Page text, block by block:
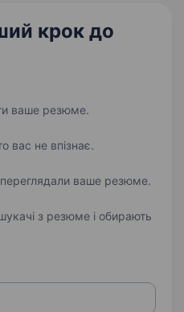
крок до
ваше резюме.
вас не впізнає.
переглядали ваше резюме.
з резюме і обирають